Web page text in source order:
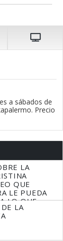
a sábados de
Precio
LA
QUE
LE PUEDA
LO QUE
LA